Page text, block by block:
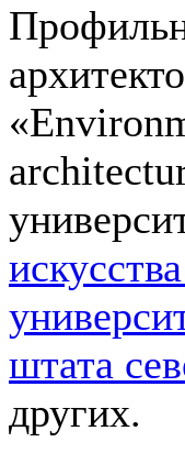
штата
других.